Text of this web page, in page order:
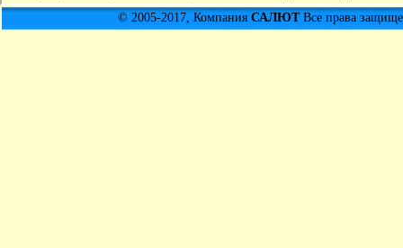
© 2005-2017, Компания САЛЮТВсе права